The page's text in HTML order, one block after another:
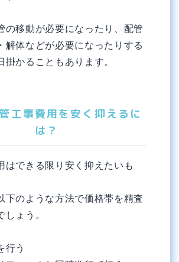
の移動が必要になったり、配管
解体などが必要になったりする
掛かることもあります。
工事費用を安く抑えるに
は？
はできる限り安く抑えたいも
下のような方法で価格帯を精査
しょう。
行う